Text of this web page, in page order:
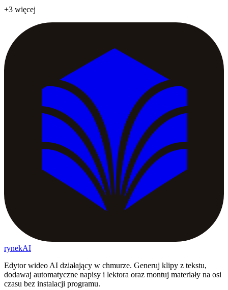
+3 więcej
rynekAI
Edytor wideo AI działający w chmurze. Generuj klipy z tekstu,
dodawaj automatyczne napisy i lektora oraz montuj materiały na osi
czasu bez instalacji programu.